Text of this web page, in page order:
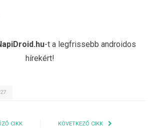
-t a legfrissebb androidos
hírekért!
CIKK KÖVETKEZŐ CIKK